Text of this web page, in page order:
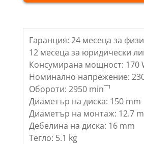
Гаранция: 24 месеца за
12 месеца за юридически
Консумирана мощност: 170
Номинално напрежение:
Обороти: 2950 min¯¹
Диаметър на диска: 150 mm
Диаметър на монтаж: 12.7
Дебелина на диска: 16 mm
Тегло: 5.1 kg